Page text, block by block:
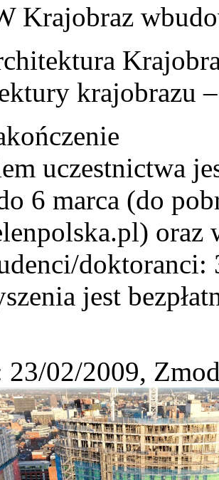
Krajobraz
krajobrazu
uczestnictwa
6 marca (do
oraz
doktoranci:
jest
23/02/2009,